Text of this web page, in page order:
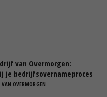
van Overmorgen:
je bedrijfsovernameproces
VAN OVERMORGEN